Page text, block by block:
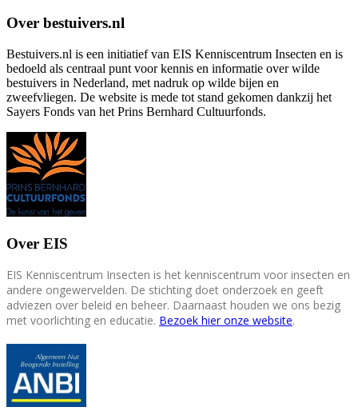
Over bestuivers.nl
Bestuivers.nl is een initiatief van EIS Kenniscentrum Insecten en is
bedoeld als centraal punt voor kennis en informatie over wilde
bestuivers in Nederland, met nadruk op wilde bijen en
zweefvliegen. De website is mede tot stand gekomen dankzij het
Sayers Fonds van het Prins Bernhard Cultuurfonds.
Over EIS
EIS Kenniscentrum Insecten is het kenniscentrum voor insecten en
andere ongewervelden. De stichting doet onderzoek en geeft
adviezen over beleid en beheer. Daarnaast houden we ons bezig
met voorlichting en educatie. Bezoek hier onze website.